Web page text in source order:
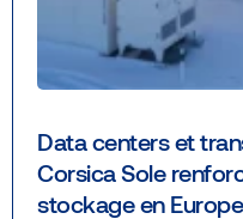
Data centers et
Corsica Sole
stockage en Europe